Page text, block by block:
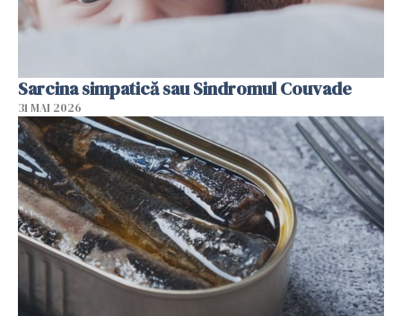
Sarcina simpatică sau Sindromul Couvade
31 MAI 2026